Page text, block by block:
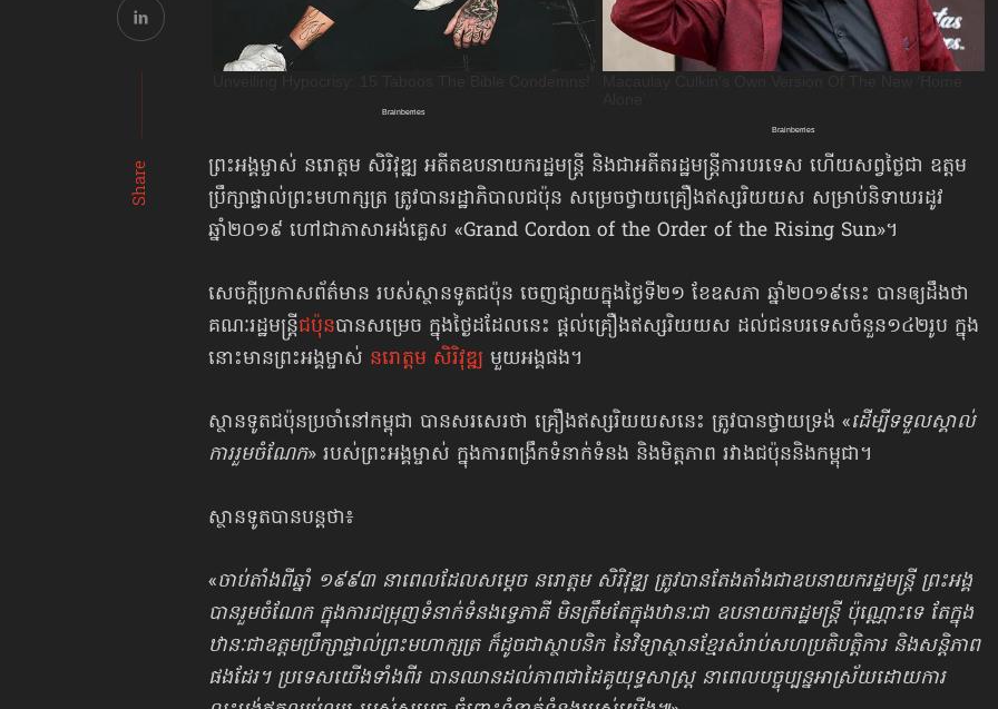
Share
ព្រះអង្គម្ចាស់ នរោត្ដម សិរិវុឌ្ឍ អតីតឧបនាយករដ្ឋមន្ត្រី និងជាអតីតរដ្ឋមន្ត្រីការបរទេស ហើយសព្វថ្ងៃជា ឧត្ដម
ប្រឹក្សាផ្ទាល់ព្រះមហាក្សត្រ ត្រូវបានរដ្ឋាភិបាលជប៉ុន សម្រេចថ្វាយគ្រឿងឥស្សរិយយស សម្រាប់និទាឃរដូវ
ឆ្នាំ២០១៩ ហៅជាភាសាអង់គ្លេស «Grand Cordon of the Order of the Rising Sun»។
សេចក្ដីប្រកាសព័ត៌មាន របស់ស្ថានទូតជប៉ុន ចេញផ្សាយក្នុងថ្ងៃទី២១ ខែឧសភា ឆ្នាំ២០១៩នេះ បានឲ្យដឹងថា
គណៈរដ្ឋមន្ត្រីជប៉ុនបានសម្រេច ក្នុងថ្ងៃដដែលនេះ ផ្ដល់គ្រឿងឥស្សរិយយស ដល់ជនបរទេសចំនួន១៤២រូប ក្នុង
នោះមានព្រះអង្គម្ចាស់ នរោត្ដម សិរិវុឌ្ឍ មួយអង្គផង។
ស្ថានទូតជប៉ុនប្រចាំនៅកម្ពុជា បានសរសេរថា គ្រឿងឥស្សរិយយសនេះ ត្រូវបានថ្វាយទ្រង់ «ដើម្បីទទួលស្គាល់
ការរួមចំណែក» របស់ព្រះអង្គម្ចាស់ ក្នុងការពង្រឹកទំនាក់ទំនង និងមិត្តភាព រវាងជប៉ុននិងកម្ពុជា។
ស្ថានទូតបានបន្តថា៖
«ចាប់តាំងពីឆ្នាំ ១៩៩៣ នាពេលដែលសម្តេច នរោត្តម សិរិវុឌ្ឍ ត្រូវបានតែងតាំងជាឧបនាយករដ្ឋមន្ត្រី ព្រះអង្គ
បានរួមចំណែក ក្នុងការជម្រុញទំនាក់ទំនងទ្វេភាគី មិនត្រឹមតែក្នុងឋានៈជា ឧបនាយករដ្ឋមន្ត្រី ប៉ុណ្ណោះទេ តែក្នុង
ឋានៈជាឧត្តមប្រឹក្សាផ្ទាល់ព្រះមហាក្សត្រ ក៏ដូចជាស្ថាបនិក នៃវិទ្យាស្ថានខ្មែរសំរាប់សហប្រតិបត្តិការ និងសន្តិភាព
ផងដែរ។ ប្រទេសយើងទាំងពីរ បានឈានដល់ភាពជាដៃគូយុទ្ធសាស្ត្រ នាពេលបច្ចុប្បន្នអាស្រ័យដោយការ